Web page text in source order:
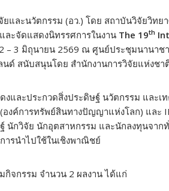
และนวัตกรรม (อว.) โดย สถาบันวิจัยวิทย
ละจัดแสดงนิทรรศการในงาน The 19th
– 3 มิถุนายน 2569 ณ ศูนย์ประชุมนานาช
ด์ สนับสนุนโดย สำนักงานการวิจัยแห่งชา
และประกวดสิ่งประดิษฐ์ นวัตกรรม และ
องค์การทรัพย์สินทางปัญญาแห่งโลก) แล
นักวิจัย นักอุตสาหกรรม และนักลงทุนจา
ารนำไปใช้ในเชิงพาณิชย์
กิจกรรม จำนวน 2 ผลงาน ได้แก่